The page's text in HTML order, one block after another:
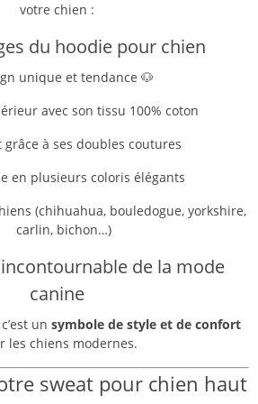
votre chien :
du hoodie pour chien
unique et tendance 🐶
avec son tissu 100% coton
grâce à ses doubles coutures
en plusieurs coloris élégants
(chihuahua, bouledogue, yorkshire,
carlin, bichon…)
de la mode
canine
un symbole de style et de confort
les chiens modernes.
sweat pour chien haut